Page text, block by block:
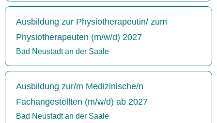
Ausbildung zur Physiotherapeutin/ zum
Physiotherapeuten (m/w/d) 2027
Bad Neustadt an der Saale
Ausbildung zur/m Medizinische/n
Fachangestellten (m/w/d) ab 2027
Bad Neustadt an der Saale